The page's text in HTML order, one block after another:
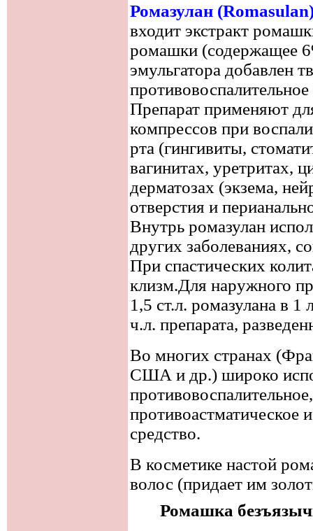
Ромазулан
входит экстракт
ромашки (содержащее
эмульгатора добавлен
Препарат применяют
компрессов при
рта (гингивиты,
вагинитах, уретритах,
дерматозах (экзема,
отверстия и
Внутрь ромазулан
других заболеваниях,
При спастических
клизм.Для наружного
1,5 ст.л. ромазулана в
ч.л. препарата,
Во многих странах
США и др.) широко
противоастматическое
средство.
В косметике настой
волос (придает им
Ромашка